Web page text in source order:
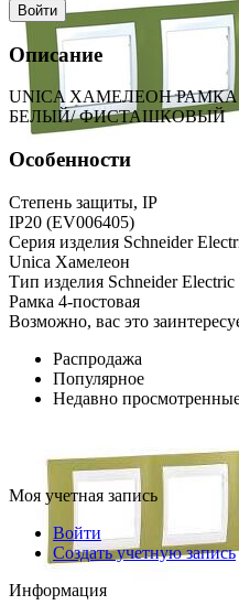
Войти
Описание
UNICA ХАМЕЛЕОН РАМКА 4-
БЕЛЫЙ/ ФИСТАШКОВЫЙ
Особенности
Степень защиты, IP
IP20 (EV006405)
Серия изделия Schneider
Unica Хамелеон
Тип изделия Schneider Electric
Рамка 4-постовая
Возможно, вас это
Распродажа
Популярное
Недавно
Моя учетная запись
Войти
Создать учетную запись
Информация